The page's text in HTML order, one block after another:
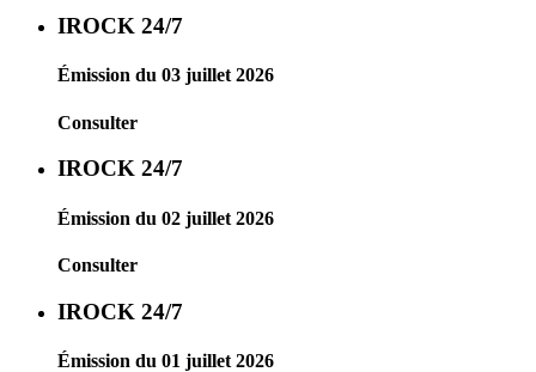
IROCK 24/7
Émission du 03 juillet 2026
Consulter
IROCK 24/7
Émission du 02 juillet 2026
Consulter
IROCK 24/7
Émission du 01 juillet 2026